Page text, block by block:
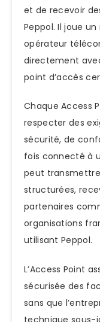
et de recevoir
Peppol. Il joue
opérateur
directement
point d’accès
Chaque Access
respecter des
sécurité, de
fois connecté à
peut
structurées,
partenaires
organisations
utilisant Peppol.
L’Access Point
sécurisée des
sans que